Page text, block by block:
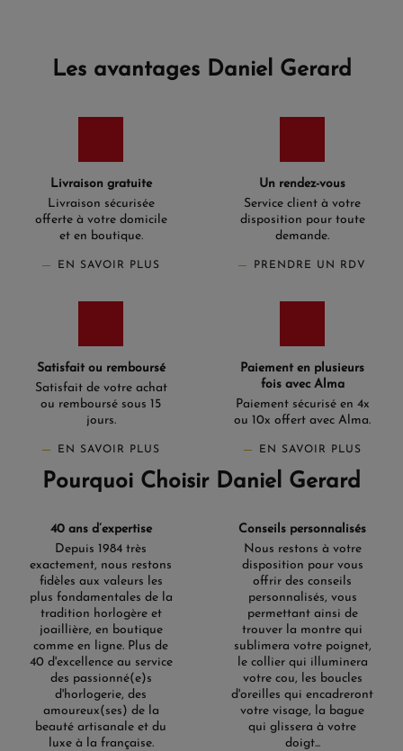
Les avantages Daniel Gerard
Livraison gratuite
Livraison sécurisée
offerte à votre domicile
et en boutique.
EN SAVOIR PLUS
Un rendez-vous
Service client à votre
disposition pour toute
demande.
PRENDRE UN RDV
Satisfait ou remboursé
Satisfait de votre achat
ou remboursé sous 15
jours.
EN SAVOIR PLUS
Paiement en plusieurs
fois avec Alma
Paiement sécurisé en 4x
ou 10x offert avec Alma.
EN SAVOIR PLUS
Pourquoi Choisir Daniel Gerard
40 ans d’expertise
Depuis 1984 très
exactement, nous restons
fidèles aux valeurs les
plus fondamentales de la
tradition horlogère et
joaillière, en boutique
comme en ligne. Plus de
40 d'excellence au service
des passionné(e)s
d'horlogerie, des
amoureux(ses) de la
beauté artisanale et du
luxe à la française.
Conseils personnalisés
Nous restons à votre
disposition pour vous
offrir des conseils
personnalisés, vous
permettant ainsi de
trouver la montre qui
sublimera votre poignet,
le collier qui illuminera
votre cou, les boucles
d'oreilles qui encadreront
votre visage, la bague
qui glissera à votre
doigt...